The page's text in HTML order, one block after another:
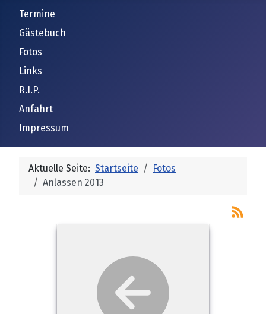
Termine
Gästebuch
Fotos
Links
R.I.P.
Anfahrt
Impressum
Aktuelle Seite: Startseite
Fotos
Anlassen 2013